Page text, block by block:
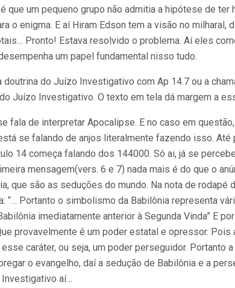
que um pequeno grupo não admitia a hipótese de ter
o enigma. E aí Hiram Edson tem a visão no milharal,
Pronto! Estava resolvido o problema. Aí eles
um papel fundamental nisso tudo.
do Juízo Investigativo com Ap 14.7 ou a
Juízo Investigativo. O texto em tela dá margem a
fala de interpretar Apocalipse. E no caso em
se falando de anjos literalmente fazendo isso. Até
14 começa falando dos 144000. Só ai, já se
mensagem(vers. 6 e 7) nada mais é do que o
que são as seduções do mundo. Na nota de rodapé
“… Portanto o simbolismo da Babilônia representa
imediatamente anterior à Segunda Vinda” E
provavelmente é um poder estatal e opressor. Pois
caráter, ou seja, um poder perseguidor. Portanto
o evangelho, daí a sedução de Babilônia e a
Investigativo aí…